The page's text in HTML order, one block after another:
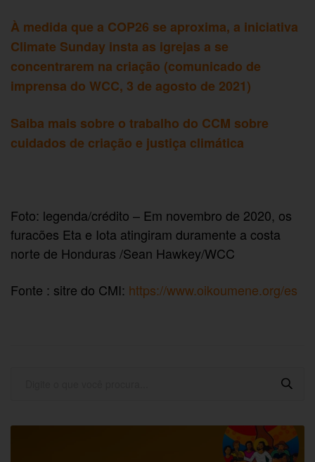
À medida que a COP26 se aproxima, a iniciativa
Climate Sunday insta as igrejas a se
concentrarem na criação (comunicado de
imprensa do WCC, 3 de agosto de 2021)
Saiba mais sobre o trabalho do CCM sobre
cuidados de criação e justiça climática
Foto: legenda/crédito – Em novembro de 2020, os
furacões Eta e Iota atingiram duramente a costa
norte de Honduras /Sean Hawkey/WCC
Fonte : sitre do CMI: https://www.oikoumene.org/es